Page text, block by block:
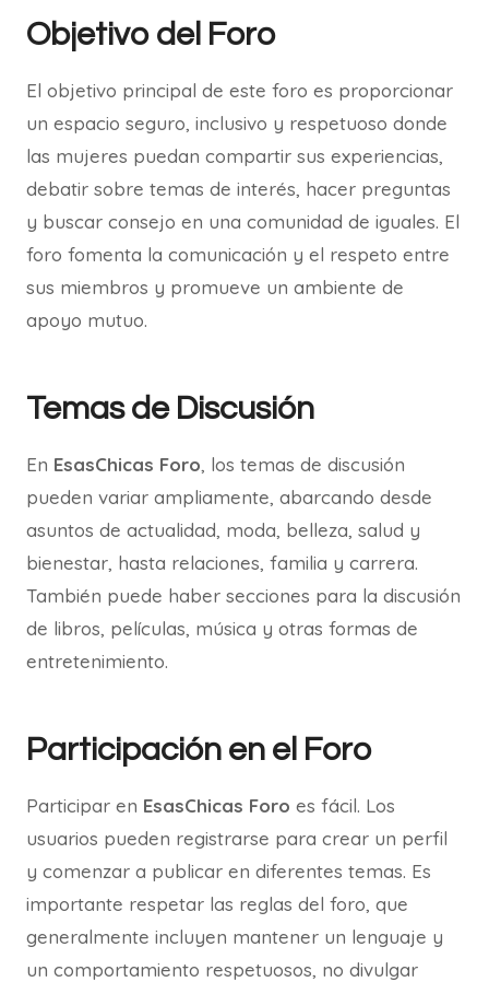
Objetivo del Foro
El objetivo principal de este foro es proporcionar
un espacio seguro, inclusivo y respetuoso donde
las mujeres puedan compartir sus experiencias,
debatir sobre temas de interés, hacer preguntas
y buscar consejo en una comunidad de iguales. El
foro fomenta la comunicación y el respeto entre
sus miembros y promueve un ambiente de
apoyo mutuo.
Temas de Discusión
En EsasChicas Foro, los temas de discusión
pueden variar ampliamente, abarcando desde
asuntos de actualidad, moda, belleza, salud y
bienestar, hasta relaciones, familia y carrera.
También puede haber secciones para la discusión
de libros, películas, música y otras formas de
entretenimiento.
Participación en el Foro
Participar en EsasChicas Foro es fácil. Los
usuarios pueden registrarse para crear un perfil
y comenzar a publicar en diferentes temas. Es
importante respetar las reglas del foro, que
generalmente incluyen mantener un lenguaje y
un comportamiento respetuosos, no divulgar